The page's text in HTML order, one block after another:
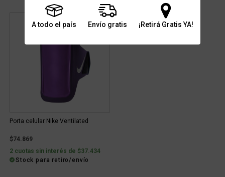
A todo el país Envío gratis ¡Retirá Gratis YA!
Porta celular Nike Ventilated
$74.869
2 cuotas sin interés de $37.434
Stock para retiro/envío